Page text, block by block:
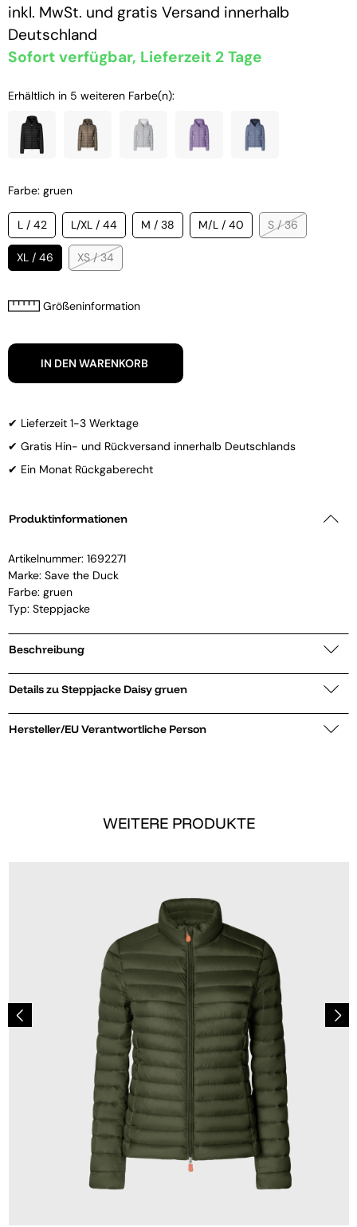
inkl. MwSt. und gratis Versand innerhalb
Deutschland
Sofort verfügbar, Lieferzeit 2 Tage
Erhältlich in 5 weiteren Farbe(n):
Farbe: gruen
L / 42 L/XL / 44 M / 38 M/L / 40 S / 36
XL / 46 XS / 34
Größeninformation
IN DEN WARENKORB
✔ Lieferzeit 1-3 Werktage
✔ Gratis Hin- und Rückversand innerhalb Deutschlands
✔ Ein Monat Rückgaberecht
Produktinformationen
Artikelnummer: 1692271
Marke: Save the Duck
Farbe: gruen
Typ: Steppjacke
Beschreibung
Details zu Steppjacke Daisy gruen
Hersteller/EU Verantwortliche Person
WEITERE PRODUKTE